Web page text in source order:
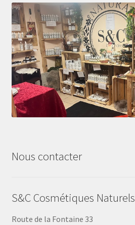
Nous contacter
S&C Cosmétiques Naturels
Route de la Fontaine 33